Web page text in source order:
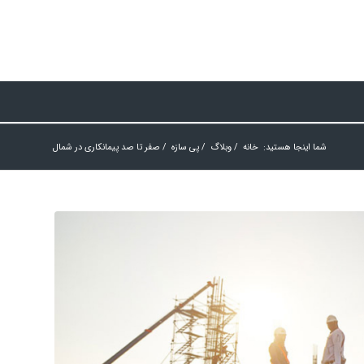
شما اینجا هستید: خانه /وبلاگ /پی سازه / صفر تا صد پیمانکاری در شمال